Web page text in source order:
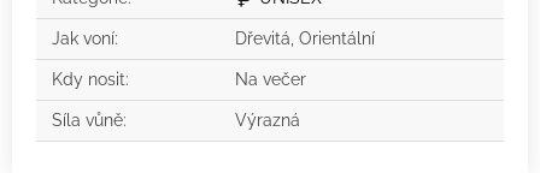
Jak voní: Dřevitá, Orientální
Kdy nosit: Na večer
Síla vůně: Výrazná